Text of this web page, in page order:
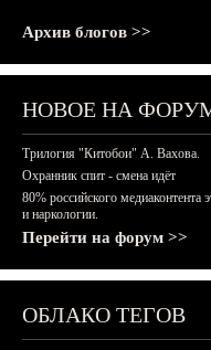
Архив блогов >>
НОВОЕ НА
Трилогия "Китобои" А. Вахова.
Охранник спит - смена идёт
80% российского медиаконтента
и наркологии.
Перейти на форум >>
ОБЛАКО ТЕГОВ